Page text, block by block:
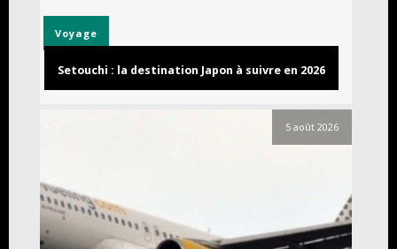
Voyage
Setouchi : la destination Japon à suivre en 2026
5 août 2026